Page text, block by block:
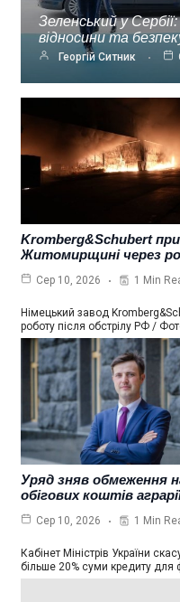
Зеленський у
відносини та
Георгій Ситник
Kromberg&Schubert
Житомирщині через
Сер 10, 2026 1 Min
Німецький завод
роботу після обстрілу РФ /
Уряд зняв обмеження
обігових коштів
Сер 10, 2026 1 Min
Кабінет Міністрів України
більше 20% суми кредиту для